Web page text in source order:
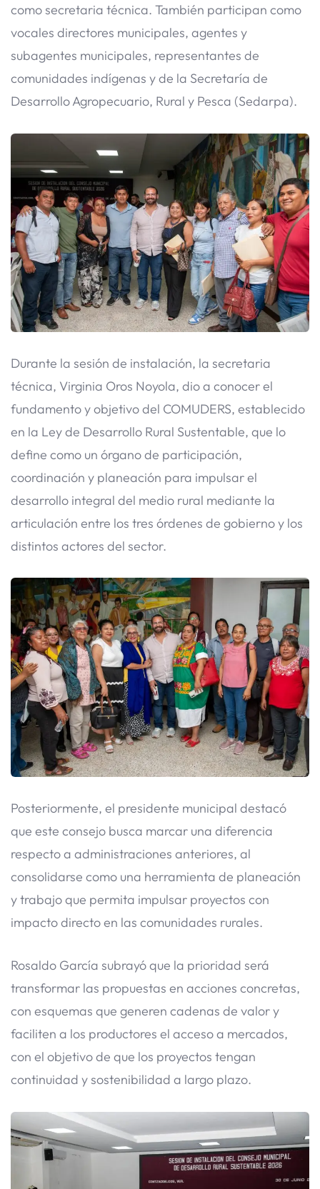
como secretaria técnica. También participan como
vocales directores municipales, agentes y
subagentes municipales, representantes de
comunidades indígenas y de la Secretaría de
Desarrollo Agropecuario, Rural y Pesca (Sedarpa).
Durante la sesión de instalación, la secretaria
técnica, Virginia Oros Noyola, dio a conocer el
fundamento y objetivo del COMUDERS, establecido
en la Ley de Desarrollo Rural Sustentable, que lo
define como un órgano de participación,
coordinación y planeación para impulsar el
desarrollo integral del medio rural mediante la
articulación entre los tres órdenes de gobierno y los
distintos actores del sector.
Posteriormente, el presidente municipal destacó
que este consejo busca marcar una diferencia
respecto a administraciones anteriores, al
consolidarse como una herramienta de planeación
y trabajo que permita impulsar proyectos con
impacto directo en las comunidades rurales.
Rosaldo García subrayó que la prioridad será
transformar las propuestas en acciones concretas,
con esquemas que generen cadenas de valor y
faciliten a los productores el acceso a mercados,
con el objetivo de que los proyectos tengan
continuidad y sostenibilidad a largo plazo.